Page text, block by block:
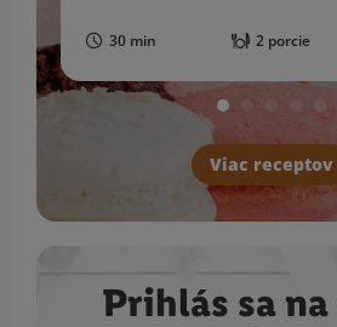
30 min 2 porcie
Viac receptov
Prihlás sa